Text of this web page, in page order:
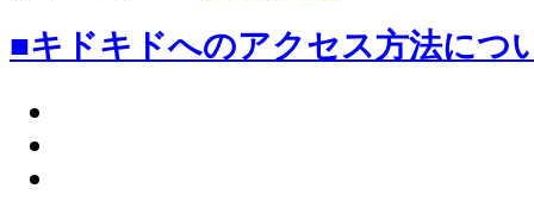
■キドキドへのアクセス方法につ